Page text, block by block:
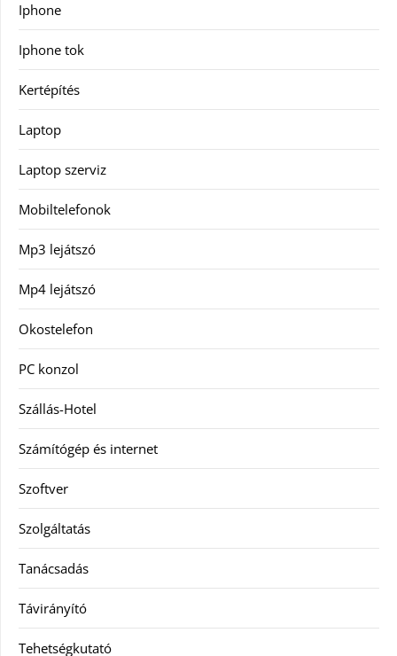
Iphone
Iphone tok
Kertépítés
Laptop
Laptop szerviz
Mobiltelefonok
Mp3 lejátszó
Mp4 lejátszó
Okostelefon
PC konzol
Szállás-Hotel
Számítógép és internet
Szoftver
Szolgáltatás
Tanácsadás
Távirányító
Tehetségkutató